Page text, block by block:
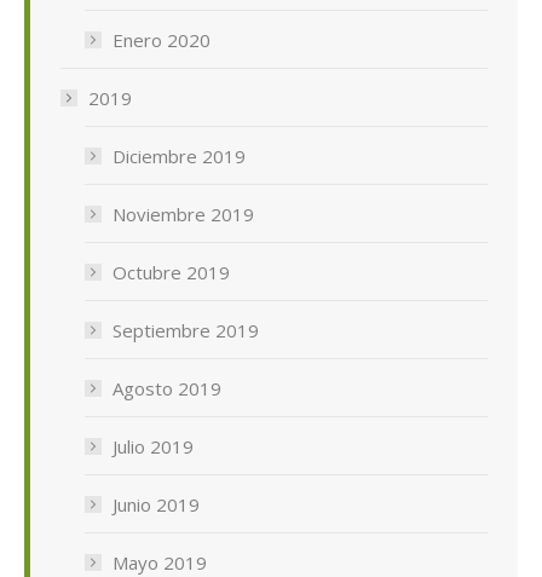
Enero 2020
2019
Diciembre 2019
Noviembre 2019
Octubre 2019
Septiembre 2019
Agosto 2019
Julio 2019
Junio 2019
Mayo 2019